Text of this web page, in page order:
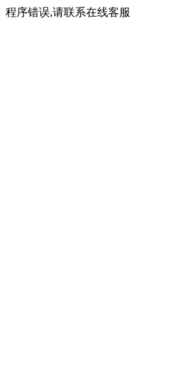
程序错误,请联系在线客服